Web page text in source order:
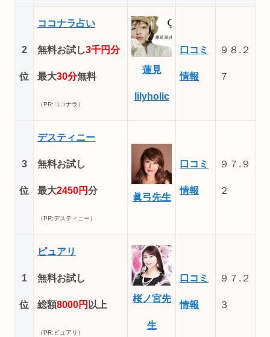
2
位
ココナラ占い
無料お試し3千円分
最大30分無料
（PR:ココナラ）
蓮見
lilyholic
口コミ
情報
９８.２
７
3
位
デスティニー
無料お試し
最大2450円分
（PR:デスティニー）
眞弓先生
口コミ
情報
９７.９
２
1
位
ピュアリ
無料お試し
総額8000円 以上
（PR:ピュアリ）
桜ノ宮先
生
口コミ
情報
９７.２
３